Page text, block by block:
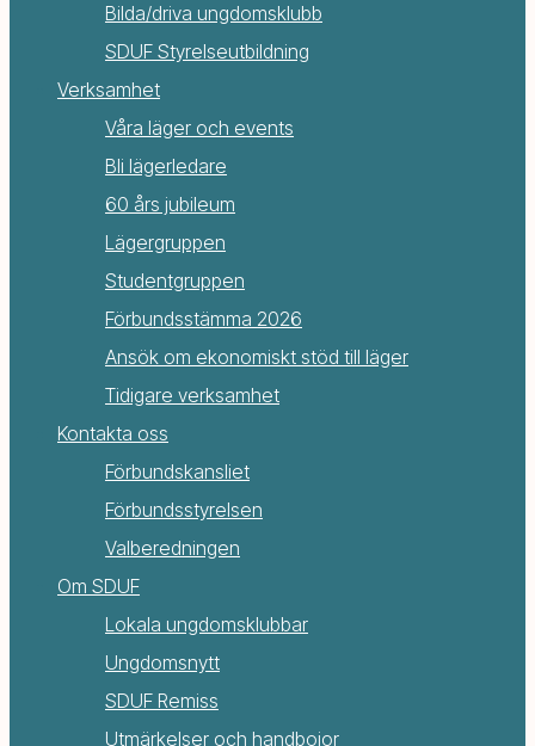
Bilda/driva ungdomsklubb
SDUF Styrelseutbildning
Verksamhet
Våra läger och events
Bli lägerledare
60 års jubileum
Lägergruppen
Studentgruppen
Förbundsstämma 2026
Ansök om ekonomiskt stöd till läger
Tidigare verksamhet
Kontakta oss
Förbundskansliet
Förbundsstyrelsen
Valberedningen
Om SDUF
Lokala ungdomsklubbar
Ungdomsnytt
SDUF Remiss
Utmärkelser och handbojor